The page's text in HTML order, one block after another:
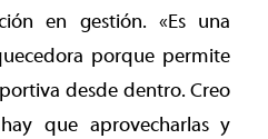
en gestión. «Es una
porque permite
desde dentro. Creo
que aprovecharlas y